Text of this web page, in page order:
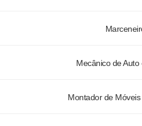
Mecânico de Auto
Montador de